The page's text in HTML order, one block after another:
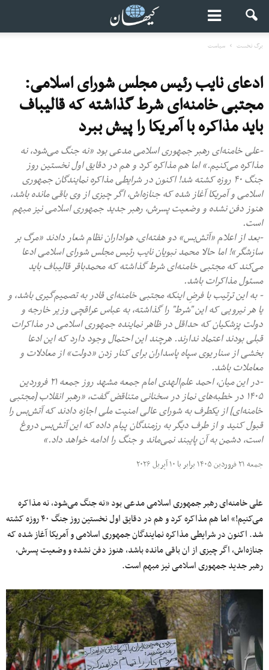
برگ نخست سیاست
ادعای نایب رئیس مجلس شورای اسلامی:
مجتبی خامنه‌ای شرط گذاشته که قالیباف
باید مذاکره با آمریکا را پیش ببرد
-علی خامنه‌ای رهبر جمهوری اسلامی مدعی بود «نه جنگ می‌شود، نه
مذاکره می‌کنیم.» اما هم مذاکره کرد و هم در دقایق اول نخستین روز
جنگ ۴۰ روزه کشته شد! اکنون در شرایطی مذاکره نمایندگان جمهوری
اسلامی و آمریکا آغاز شده که جنازه‌اش، اگر چیزی از وی باقی مانده باشد،
هنوز دفن نشده و وضعیت پسرش، رهبر جدید جمهوری اسلامی نیز مبهم
است.
-بعد از اعلام «آتش‌بس» دو هفته‌ای، هواداران نظام شعار دادند «مرگ بر
سازشگر»! اما حالا محمد نبویان نایب رئیس مجلس شورای اسلامی ادعا
می‌کند که مجتبی خامنه‌ای شرط گذاشته که محمدباقر قالیباف باید
مسئول مذاکرات باشد.
- به این ترتیب با فرضِ اینکه مجتبی خامنه‌ای قادر به تصمیم‌گیری باشد، و
یا هر نیرویی که این "شرط" را گذاشته، به عباس عراقچی وزیر خارجه و
دولت پزشکیان که حداقل در ظاهر نماینده جمهوری اسلامی در مذاکرات
قبلی بودند اعتماد ندارند. هرچند این احتمال وجود دارد که این ادعا
بخشی از سناریوی سپاه پاسداران برای کنار زدن «دولت» از معادلات و
معاملات باشد.
-در این میان، احمد علم‌الهدی امام جمعه مشهد روز جمعه ۲۱ فروردین
۱۴۰۵ در خطبه‌های نماز در سخنانی متناقض گفت، «رهبر انقلاب [مجتبی
خامنه‌ای] از یکطرف به شورای عالی امنیت ملی اجازه دادند که آتش‌بس را
قبول کنید و از طرف دیگر به رزمندگان پیام داده که این آتش‌بس دروغ
است، دشمن به آن پایبند نمی‌ماند و جنگ را ادامه خواهد داد.»
جمعه ۲۱ فروردین ۱۴۰۵ برابر با ۱۰ آپریل ۲۰۲۶
علی خامنه‌ای رهبر جمهوری اسلامی مدعی بود «نه جنگ می‌شود، نه مذاکره
می‌کنیم!» اما هم مذاکره کرد و هم در دقایق اول نخستین روز جنگ ۴۰ روزه کشته
شد. اکنون در شرایطی مذاکره نمایندگان جمهوری اسلامی و آمریکا آغاز شده که
جنازه‌اش، اگر چیزی از ان باقی مانده باشد، هنوز دفن نشده و وضعیت پسرش،
رهبر جدید جمهوری اسلامی نیز مبهم است.